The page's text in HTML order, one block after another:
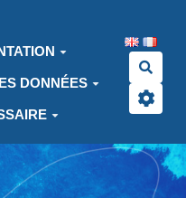
DONNÉES